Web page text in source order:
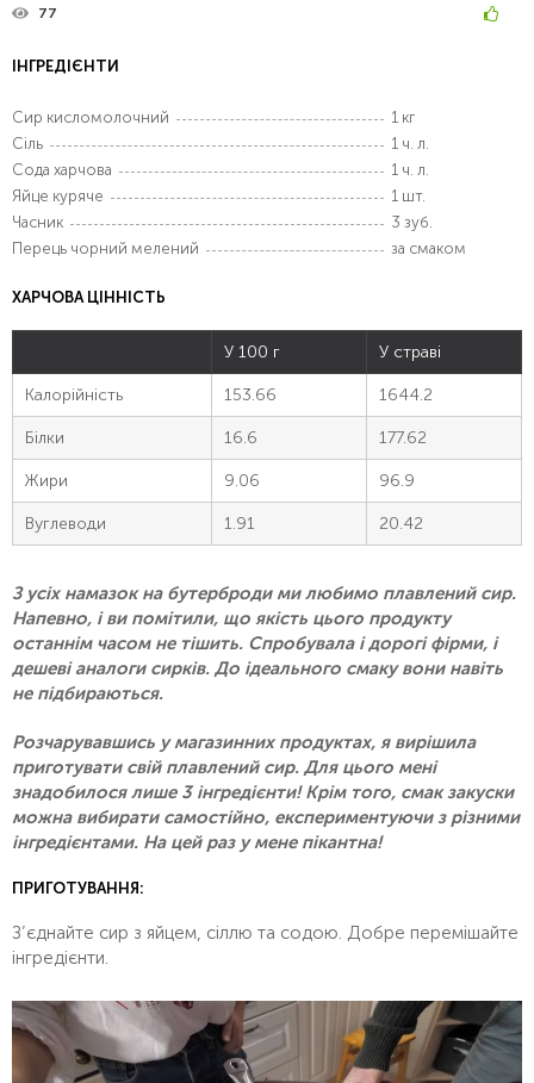
77
ІНГРЕДІЄНТИ
Сир кисломолочний
1 кг
Сіль
1 ч. л.
Сода харчова
1 ч. л.
Яйце куряче
1 шт.
Часник
3 зуб.
Перець чорний мелений
за смаком
ХАРЧОВА ЦІННІСТЬ
У 100 г У страві
Калорійність 153.66 1644.2
Білки 16.6 177.62
Жири 9.06 96.9
Вуглеводи 1.91 20.42
З усіх намазок на бутерброди ми любимо плавлений сир.
Напевно, і ви помітили, що якість цього продукту
останнім часом не тішить. Спробувала і дорогі фірми, і
дешеві аналоги сирків. До ідеального смаку вони навіть
не підбираються.
Розчарувавшись у магазинних продуктах, я вирішила
приготувати свій плавлений сир. Для цього мені
знадобилося лише 3 інгредієнти! Крім того, смак закуски
можна вибирати самостійно, експериментуючи з різними
інгредієнтами. На цей раз у мене пікантна!
ПРИГОТУВАННЯ:
З’єднайте сир з яйцем, сіллю та содою. Добре перемішайте
інгредієнти.